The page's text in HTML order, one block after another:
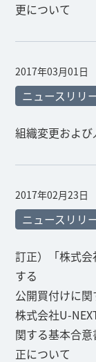
更について
2017年03月01日
ニュースリリ
組織変更およ
2017年02月23日
ニュースリリ
訂正）「株式
する
公開買付けに
株式会社U-
関する基本合
正について